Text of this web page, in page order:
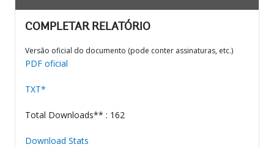
COMPLETAR RELATÓRIO
Versão oficial do documento (pode conter assinaturas, etc.)
PDF oficial
TXT*
Total Downloads** : 162
Download Stats